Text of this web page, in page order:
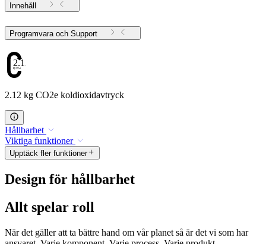
Innehåll
Programvara och Support
2.12
2.12 kg CO2e koldioxidavtryck
Hållbarhet
Viktiga funktioner
Upptäck fler funktioner
Design för hållbarhet
Allt spelar roll
När det gäller att ta bättre hand om vår planet så är det vi som har